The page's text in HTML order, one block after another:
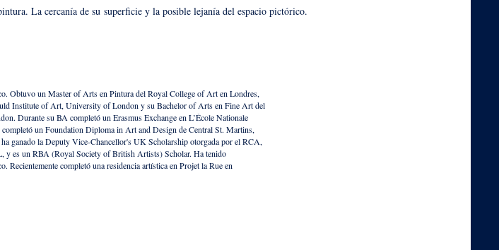
La cercanía de su superficie y la posible lejanía del espacio pictórico.
Obtuvo un Master of Arts en Pintura del Royal College of Art en Londres,
Institute of Art, University of London y su Bachelor of Arts en Fine Art del
Durante su BA completó un Erasmus Exchange en L’École Nationale
un Foundation Diploma in Art and Design de Central St. Martins,
ganado la Deputy Vice-Chancellor's UK Scholarship otorgada por el RCA,
y es un RBA (Royal Society of British Artists) Scholar. Ha tenido
completó una residencia artística en Projet la Rue en